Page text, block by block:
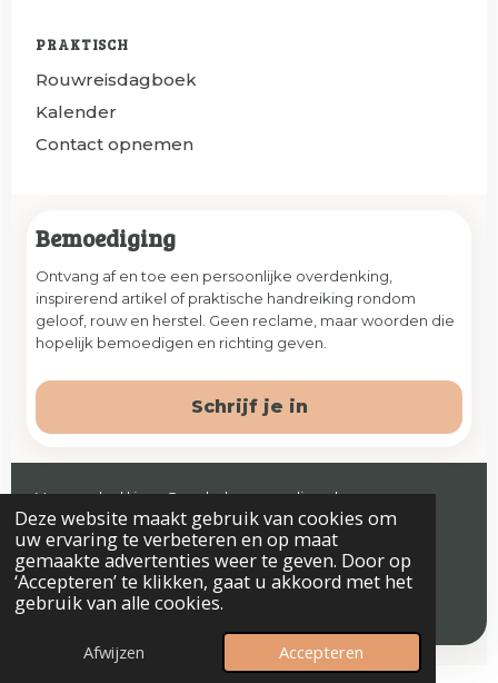
Deze website maakt gebruik van cookies om
uw ervaring te verbeteren en op maat
gemaakte advertenties weer te geven. Door op
‘Accepteren’ te klikken, gaat u akkoord met het
gebruik van alle cookies.
Afwijzen Accepteren
PRAKTISCH
Rouwreisdagboek
Kalender
Contact opnemen
Bemoediging
Ontvang af en toe een persoonlijke overdenking,
inspirerend artikel of praktische handreiking rondom
geloof, rouw en herstel. Geen reclame, maar woorden die
hopelijk bemoedigen en richting geven.
Schrijf je in
Veenendaal | jaap@prelude-counseling.nl
© 2026 Prelude. Alle rechten voorbehouden.
Algemene voorwaardenPrivacyverklaring & Disclaimer